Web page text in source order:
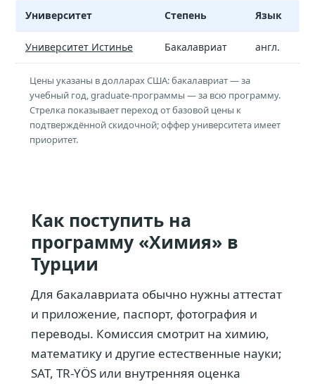
Университет Степень Язык
Университет Истинье Бакалавриат англ.
Цены указаны в долларах США: бакалавриат — за
учебный год, graduate-программы — за всю программу.
Стрелка показывает переход от базовой цены к
подтверждённой скидочной; оффер университета имеет
приоритет.
Как поступить на
программу «Химия» в
Турции
Для бакалавриата обычно нужны аттестат
и приложение, паспорт, фотография и
переводы. Комиссия смотрит на химию,
математику и другие естественные науки;
SAT, TR-YÖS или внутренняя оценка